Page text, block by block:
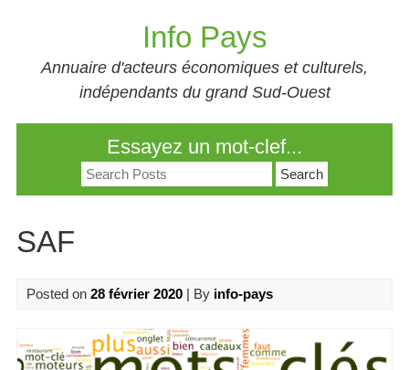
Info Pays
Annuaire d'acteurs économiques et culturels,
indépendants du grand Sud-Ouest
Essayez un mot-clef...
Search
for:
SAF
Posted on 28 février 2020| By info-pays